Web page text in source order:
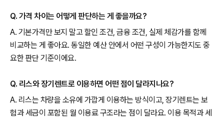
Q. 가격 차이는 어떻게 판단하는 게 좋을까요?
A. 기본가격만 보지 말고 할인 조건, 금융 조건, 실제 체감가를 함께
비교하는 게 좋아요. 동일한 예산 안에서 어떤 구성이 가능한지도 중
요한 판단 기준이에요.
Q. 리스와 장기렌트로 이용하면 어떤 점이 달라지나요?
A. 리스는 차량을 소유에 가깝게 이용하는 방식이고, 장기렌트는 보
험과 세금이 포함된 월 이용료 구조라는 점이 달라요. 이용 목적과 세